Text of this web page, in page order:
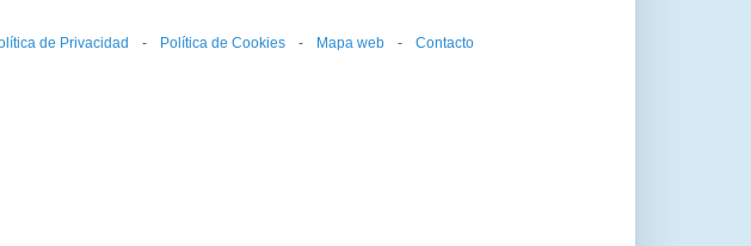
de Privacidad --- Política de Cookies --- Mapa web --- Contacto